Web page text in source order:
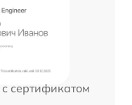
сертификатом